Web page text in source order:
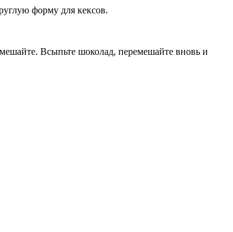
форму для кексов.
Всыпьте шоколад, перемешайте вновь и